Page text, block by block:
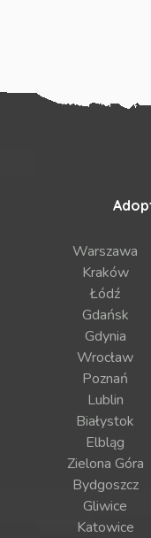
Warszawa
Kraków
Łódź
Gdańsk
Gdynia
Wrocław
Poznań
Lublin
Białystok
Elbląg
Zielona Góra
Bydgoszcz
Gliwice
Katowice